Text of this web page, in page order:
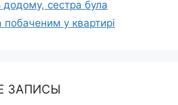
сестра була
у квартирі
ЗАПИСЫ